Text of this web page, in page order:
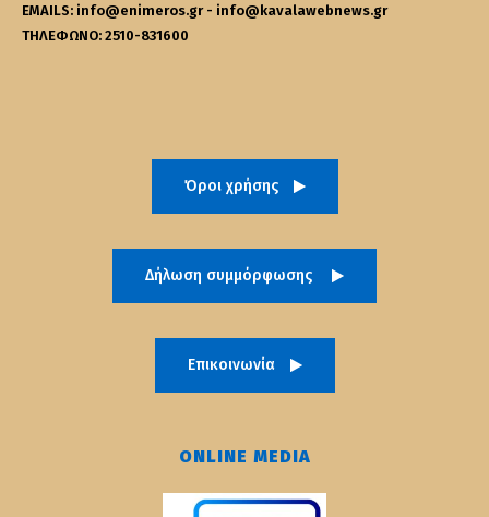
EMAILS: info@enimeros.gr - info@kavalawebnews.gr
ΤΗΛΕΦΩΝΟ: 2510-831600
Όροι χρήσης
Δήλωση συμμόρφωσης
Επικοινωνία
ONLINE MEDIA